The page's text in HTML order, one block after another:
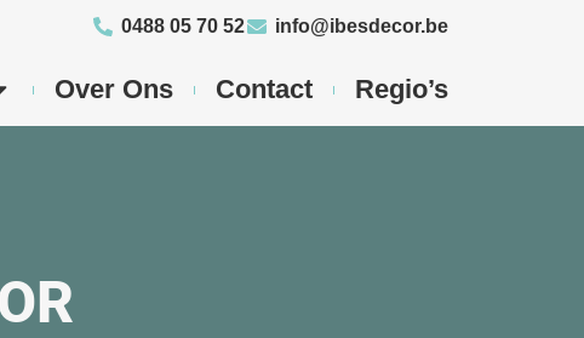
0488 05 70 52 info@ibesdecor.be
Over Ons Contact Regio’s